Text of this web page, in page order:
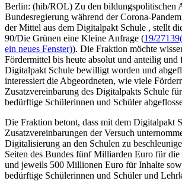
Berlin: (hib/ROL) Zu den bildungspolitischen
Bundesregierung während der Corona-
der Mittel aus dem Digitalpakt Schule , stellt
90/Die Grünen eine Kleine Anfrage (19/27139
ein neues Fenster)). Die Fraktion möchte
Fördermittel bis heute absolut und anteilig und
Digitalpakt Schule bewilligt worden und
interessiert die Abgeordneten, wie viele
Zusatzvereinbarung des Digitalpakts Schule
bedürftige Schülerinnen und Schüler
Die Fraktion betont, dass mit dem Digitalpakt
Zusatzvereinbarungen der Versuch
Digitalisierung an den Schulen zu
Seiten des Bundes fünf Milliarden Euro für
und jeweils 500 Millionen Euro für Inhalte
bedürftige Schülerinnen und Schüler und